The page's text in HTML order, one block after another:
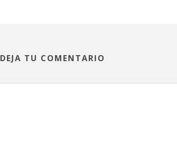
DEJA TU COMENTARIO